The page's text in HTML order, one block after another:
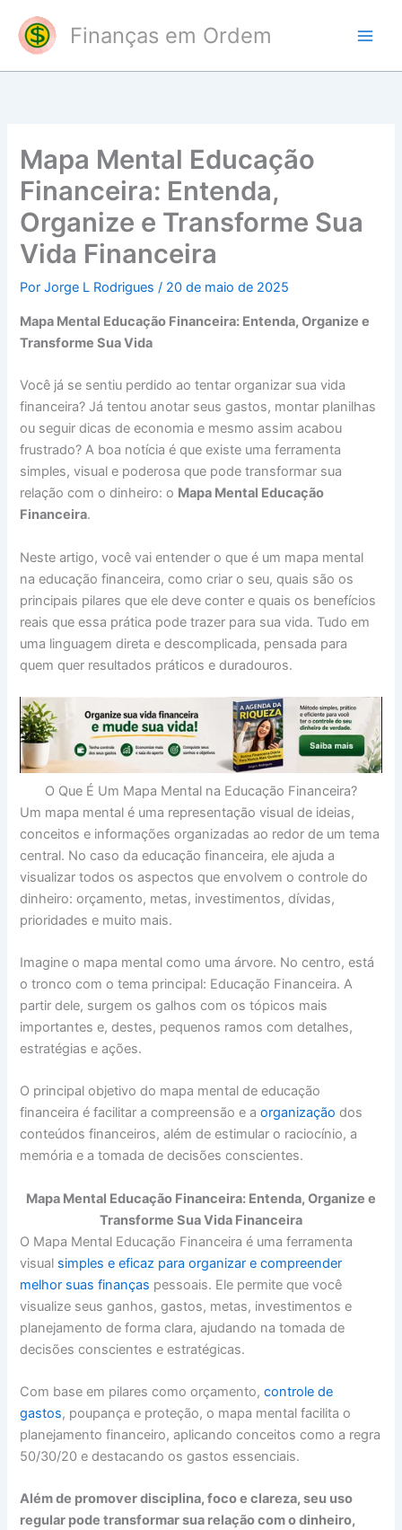
para
conteúdo
Finanças em Ordem
Mapa Mental Educação
Financeira: Entenda,
Organize e Transforme Sua
Vida Financeira
PorJorge L Rodrigues/ 20 de maio de 2025
Mapa Mental Educação Financeira: Entenda, Organize e
Transforme Sua Vida
Você já se sentiu perdido ao tentar organizar sua vida
financeira? Já tentou anotar seus gastos, montar planilhas
ou seguir dicas de economia e mesmo assim acabou
frustrado? A boa notícia é que existe uma ferramenta
simples, visual e poderosa que pode transformar sua
relação com o dinheiro: o Mapa Mental Educação
Financeira.
Neste artigo, você vai entender o que é um mapa mental
na educação financeira, como criar o seu, quais são os
principais pilares que ele deve conter e quais os benefícios
reais que essa prática pode trazer para sua vida. Tudo em
uma linguagem direta e descomplicada, pensada para
quem quer resultados práticos e duradouros.
O Que É Um Mapa Mental na Educação Financeira?
Um mapa mental é uma representação visual de ideias,
conceitos e informações organizadas ao redor de um tema
central. No caso da educação financeira, ele ajuda a
visualizar todos os aspectos que envolvem o controle do
dinheiro: orçamento, metas, investimentos, dívidas,
prioridades e muito mais.
Imagine o mapa mental como uma árvore. No centro, está
o tronco com o tema principal: Educação Financeira. A
partir dele, surgem os galhos com os tópicos mais
importantes e, destes, pequenos ramos com detalhes,
estratégias e ações.
O principal objetivo do mapa mental de educação
financeira é facilitar a compreensão e aorganização dos
conteúdos financeiros, além de estimular o raciocínio, a
memória e a tomada de decisões conscientes.
Mapa Mental Educação Financeira: Entenda, Organize e
Transforme Sua Vida Financeira
O Mapa Mental Educação Financeira é uma ferramenta
visual simples e eficaz para organizar e compreender
melhor suas finanças pessoais. Ele permite que você
visualize seus ganhos, gastos, metas, investimentos e
planejamento de forma clara, ajudando na tomada de
decisões conscientes e estratégicas.
Com base em pilares como orçamento,controle de
gastos, poupança e proteção, o mapa mental facilita o
planejamento financeiro, aplicando conceitos como a regra
50/30/20 e destacando os gastos essenciais.
Além de promover disciplina, foco e clareza, seu uso
regular pode transformar sua relação com o dinheiro,